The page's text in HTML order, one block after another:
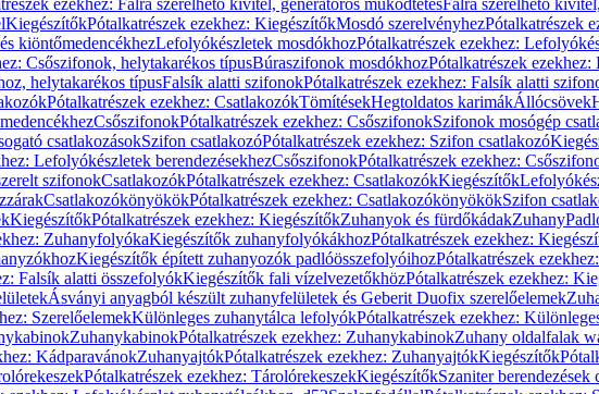
ezekhez: Falra szerelhető kivitel, generátoros működtetésFalra szerelhető
KiegészítőkPótalkatrészek ezekhez: KiegészítőkMosdó szerelvényhezPótalkatrészek
kiöntőmedencékhezLefolyókészletek mosdókhozPótalkatrészek ezekhez:
Csőszifonok, helytakarékos típusBúraszifonok mosdókhozPótalkatrészek
helytakarékos típusFalsík alatti szifonokPótalkatrészek ezekhez: Falsík alatti
Pótalkatrészek ezekhez: CsatlakozókTömítésekHegtoldatos karimákÁllócsövek
CsőszifonokPótalkatrészek ezekhez: CsőszifonokSzifonok mosógép
csatlakozásokSzifon csatlakozóPótalkatrészek ezekhez: Szifon csatlakozó
Lefolyókészletek berendezésekhezCsőszifonokPótalkatrészek ezekhez:
szifonokCsatlakozókPótalkatrészek ezekhez: CsatlakozókKiegészítők
CsatlakozókönyökökPótalkatrészek ezekhez: CsatlakozókönyökökSzifon
KiegészítőkPótalkatrészek ezekhez: KiegészítőkZuhanyok és fürdőkádakZuhany
ZuhanyfolyókaKiegészítők zuhanyfolyókákhozPótalkatrészek ezekhez:
Kiegészítők épített zuhanyozók padlóösszefolyóihozPótalkatrészek
Falsík alatti összefolyókKiegészítők fali vízelvezetőkhözPótalkatrészek ezekhez:
Ásványi anyagból készült zuhanyfelületek és Geberit Duofix szerelőelemek
SzerelőelemekKülönleges zuhanytálca lefolyókPótalkatrészek ezekhez:
ZuhanykabinokPótalkatrészek ezekhez: ZuhanykabinokZuhany oldalfalak
KádparavánokZuhanyajtókPótalkatrészek ezekhez: ZuhanyajtókKiegészítők
Pótalkatrészek ezekhez: TárolórekeszekKiegészítőkSzaniter berendezések